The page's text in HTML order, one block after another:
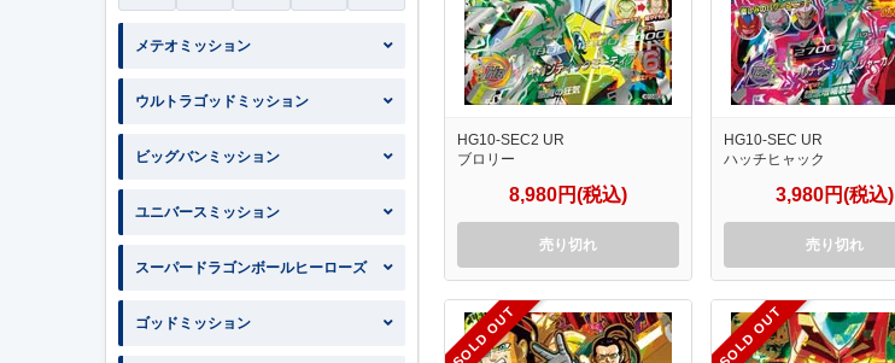
メテオミッション
ウルトラゴッドミッション
ビッグバンミッション
ユニバースミッション
スーパードラゴンボールヒーローズ
ゴッドミッション
HG10-SEC2 UR
ブロリー
8,980円(税込)
売り切れ
HG10-SEC UR
ハッチヒャック
3,980円(税込)
売り切れ
SOLD OUT SOLD OUT